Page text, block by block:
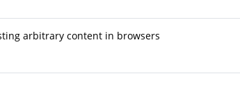
arbitrary content in browsers